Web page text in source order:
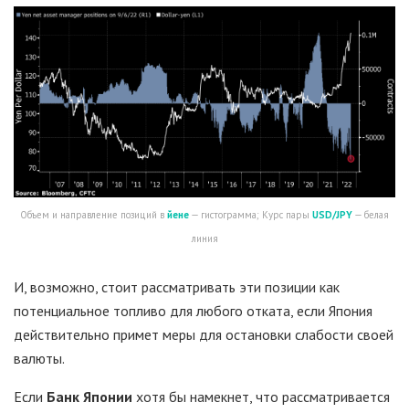
Объем и направление позиций в йене — гистограмма; Курс пары USD/JPY — белая
линия
И, возможно, стоит рассматривать эти позиции как
потенциальное топливо для любого отката, если Япония
действительно примет меры для остановки слабости своей
валюты.
Если Банк Японии хотя бы намекнет, что рассматривается